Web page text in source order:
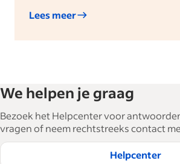
Lees meer
We helpen je graag
Bezoek het Helpcenter voor
vragen of neem rechtstreeks contact
Helpcenter